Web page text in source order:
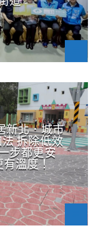
新北．城市
拆除低效
步都更安
溫度！